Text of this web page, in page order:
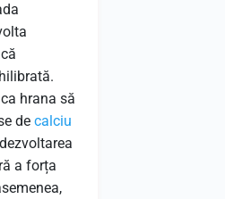
hrana să
de calciu
a forța